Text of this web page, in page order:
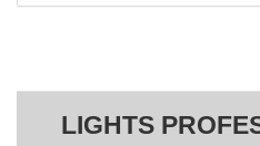
LIGHTS